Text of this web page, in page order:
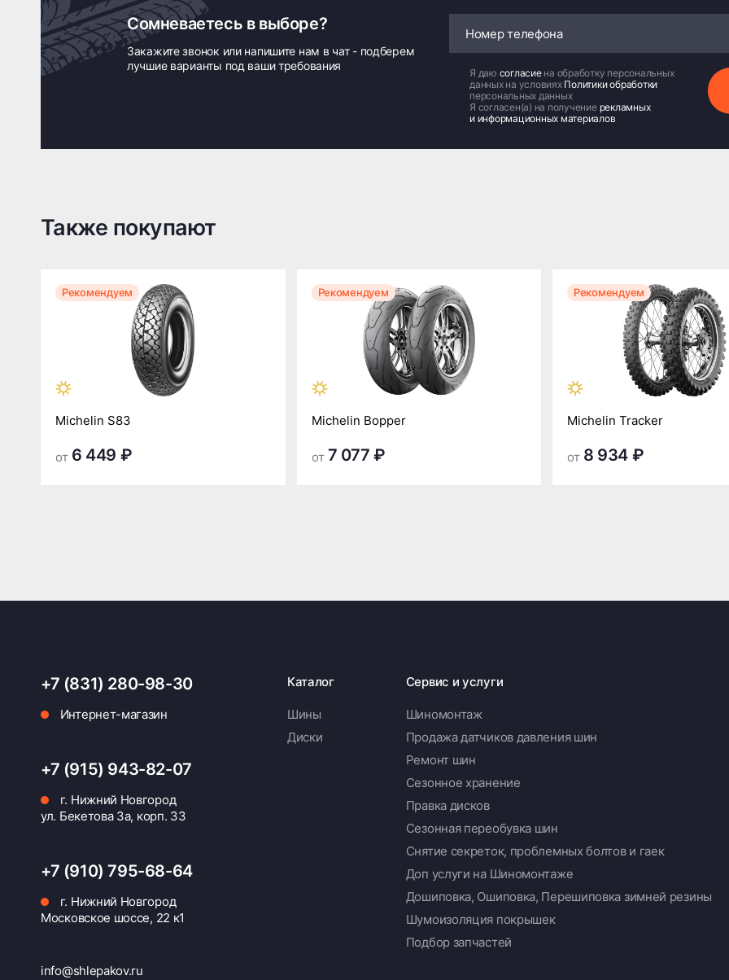
Сомневаетесь в выборе?
Закажите звонок или напишите нам в чат - подберем
лучшие варианты под ваши требования
Я даю согласие на обработку персональных
данных на условиях Политики обработки
персональных данных
Я согласен(а) на получение рекламных
и информационных материалов
Также покупают
Рекомендуем
Michelin S83
от 6 449 ₽
Рекомендуем
Michelin Bopper
от 7 077 ₽
Рекомендуем
Michelin Tracker
от 8 934 ₽
+7 (831) 280-98-30
Интернет-магазин
+7 (915) 943-82-07
г. Нижний Новгород
ул. Бекетова 3а, корп. 33
+7 (910) 795-68-64
г. Нижний Новгород
Московское шоссе, 22 к1
info@shlepakov.ru
Каталог
Шины
Диски
Сервис и услуги
Шиномонтаж
Продажа датчиков давления шин
Ремонт шин
Сезонное хранение
Правка дисков
Сезонная переобувка шин
Снятие секреток, проблемных болтов и гаек
Доп услуги на Шиномонтаже
Дошиповка, Ошиповка, Перешиповка зимней резины
Шумоизоляция покрышек
Подбор запчастей